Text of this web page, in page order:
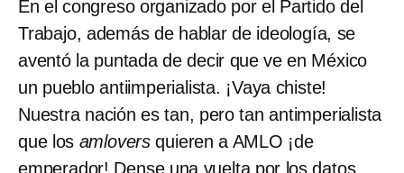
En el congreso organizado por el Partido del
Trabajo, además de hablar de ideología, se
aventó la puntada de decir que ve en México
un pueblo antiimperialista. ¡Vaya chiste!
Nuestra nación es tan, pero tan antimperialista
que los amlovers quieren a AMLO ¡de
emperador! Dense una vuelta por los datos